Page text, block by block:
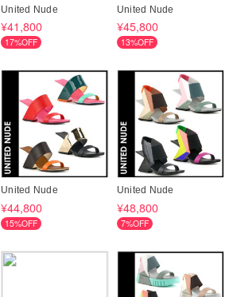
United Nude
¥41,800
17%OFF
United Nude
¥45,800
13%OFF
United Nude
¥44,800
15%OFF
United Nude
¥48,800
7%OFF